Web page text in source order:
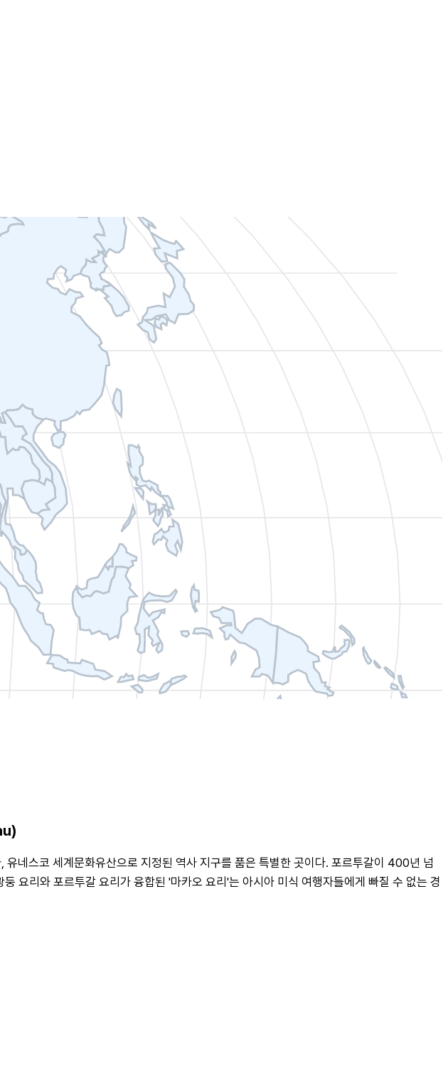
네스코 세계문화유산으로 지정된 역사 지구를 품은 특별한 곳이다. 포르투갈이 400년 넘
요리와 포르투갈 요리가 융합된 '마카오 요리'는 아시아 미식 여행자들에게 빠질 수 없는 경